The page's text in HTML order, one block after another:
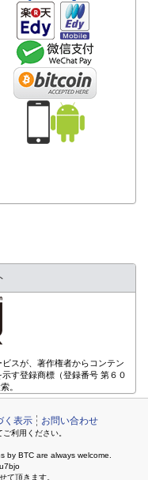
スが、著作権者からコンテン
す登録商標（登録番号 第６０
。
く表示 お問い合わせ
利用ください。
by BTC are always welcome.
て頂きます。